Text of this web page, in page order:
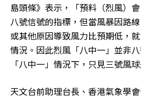
島頭條》表示，「預料（烈風）
八號信號的指標，但當風暴因路
或其他原因導致風力比預期低，
情況。因此烈風「八中一」並非
「八中一」情況下，只見三號風
天文台前助理台長、香港氣象學